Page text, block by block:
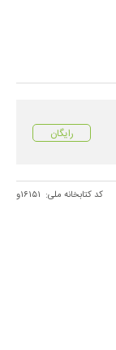
رایگان
کد کتابخانه ملی: ۱۶۱۵۱و